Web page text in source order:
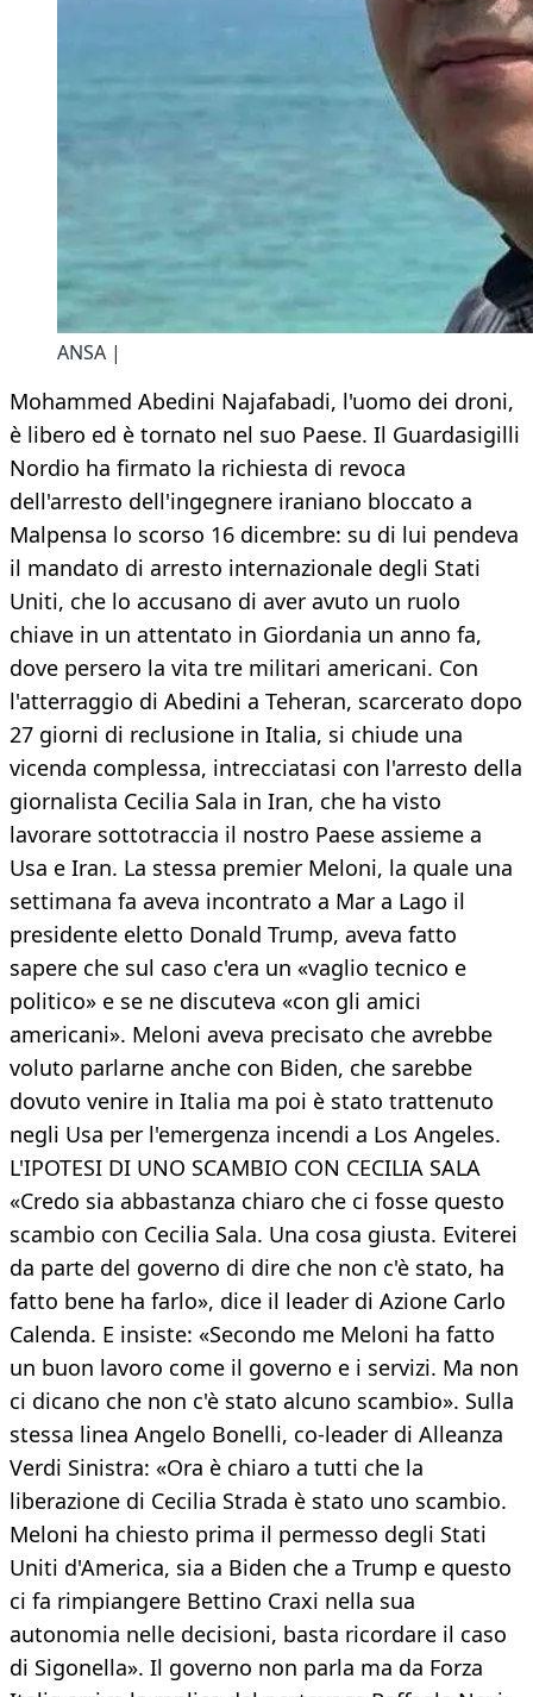
ANSA |
Mohammed Abedini Najafabadi, l'uomo dei droni,
è libero ed è tornato nel suo Paese. Il Guardasigilli
Nordio ha firmato la richiesta di revoca
dell'arresto dell'ingegnere iraniano bloccato a
Malpensa lo scorso 16 dicembre: su di lui pendeva
il mandato di arresto internazionale degli Stati
Uniti, che lo accusano di aver avuto un ruolo
chiave in un attentato in Giordania un anno fa,
dove persero la vita tre militari americani. Con
l'atterraggio di Abedini a Teheran, scarcerato dopo
27 giorni di reclusione in Italia, si chiude una
vicenda complessa, intrecciatasi con l'arresto della
giornalista Cecilia Sala in Iran, che ha visto
lavorare sottotraccia il nostro Paese assieme a
Usa e Iran. La stessa premier Meloni, la quale una
settimana fa aveva incontrato a Mar a Lago il
presidente eletto Donald Trump, aveva fatto
sapere che sul caso c'era un «vaglio tecnico e
politico» e se ne discuteva «con gli amici
americani». Meloni aveva precisato che avrebbe
voluto parlarne anche con Biden, che sarebbe
dovuto venire in Italia ma poi è stato trattenuto
negli Usa per l'emergenza incendi a Los Angeles.
L'IPOTESI DI UNO SCAMBIO CON CECILIA SALA
«Credo sia abbastanza chiaro che ci fosse questo
scambio con Cecilia Sala. Una cosa giusta. Eviterei
da parte del governo di dire che non c'è stato, ha
fatto bene ha farlo», dice il leader di Azione Carlo
Calenda. E insiste: «Secondo me Meloni ha fatto
un buon lavoro come il governo e i servizi. Ma non
ci dicano che non c'è stato alcuno scambio». Sulla
stessa linea Angelo Bonelli, co-leader di Alleanza
Verdi Sinistra: «Ora è chiaro a tutti che la
liberazione di Cecilia Strada è stato uno scambio.
Meloni ha chiesto prima il permesso degli Stati
Uniti d'America, sia a Biden che a Trump e questo
ci fa rimpiangere Bettino Craxi nella sua
autonomia nelle decisioni, basta ricordare il caso
di Sigonella». Il governo non parla ma da Forza